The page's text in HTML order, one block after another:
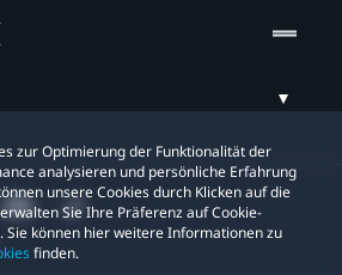
zur Optimierung der Funktionalität der
analysieren und persönliche Erfahrung
unsere Cookies durch Klicken auf die
Sie Ihre Präferenz auf Cookie-
Sie können hier weitere Informationen zu
finden.